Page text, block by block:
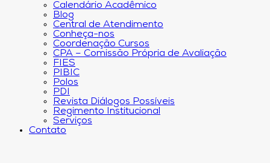
Calendário Acadêmico
Blog
Central de Atendimento
Conheça-nos
Coordenação Cursos
CPA – Comissão Própria de Avaliação
FIES
PIBIC
Polos
PDI
Revista Diálogos Possíveis
Regimento Institucional
Serviços
Contato